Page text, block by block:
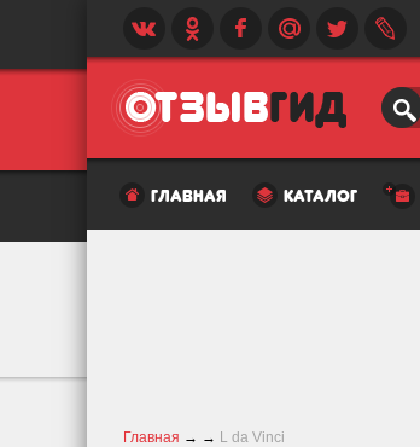
главная каталог
Главная → → L da Vinci